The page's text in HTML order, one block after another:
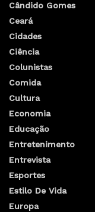
Cândido Gomes
Ceará
Cidades
Ciência
Colunistas
Comida
Cultura
Economia
Educação
Entretenimento
Entrevista
Esportes
Estilo De Vida
Europa